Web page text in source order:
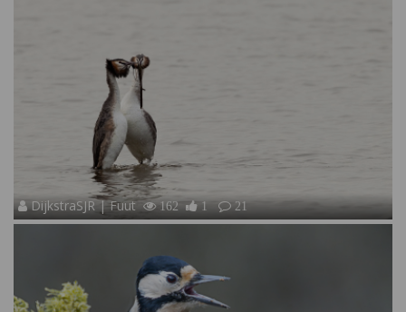
DijkstraSJR | Fuut 162 1 21